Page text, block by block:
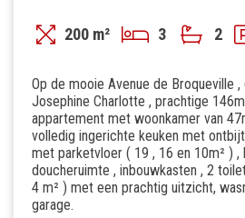
200 m² 3 2
Op de mooie Avenue de Broqueville
Josephine Charlotte , prachtige
appartement met woonkamer van
volledig ingerichte keuken met
met parketvloer ( 19 , 16 en 10m² ) ,
doucheruimte , inbouwkasten , 2
4 m² ) met een prachtig uitzicht,
garage.